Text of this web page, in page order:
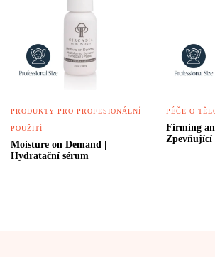
PRODUKTY PRO PROFESIONÁLNÍ
POUŽITÍ
Moisture on Demand |
Hydratační sérum
PÉČE O
Firming
Zpevňující